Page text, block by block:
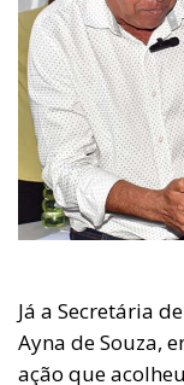
Já a Secretária
Ayna de Souza,
ação que